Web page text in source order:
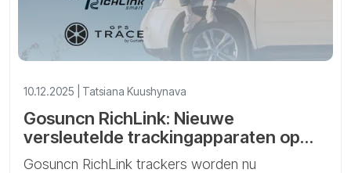
10.12.2025 | Tatsiana Kuushynava
Gosuncn RichLink: Nieuwe
versleutelde trackingapparaten op
GPS-Trace
Gosuncn RichLink trackers worden nu